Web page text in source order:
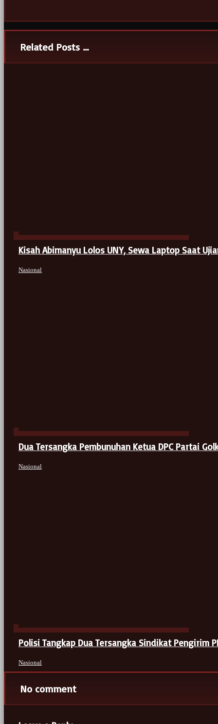
Related Posts ...
Kisah Abimanyu Lolos UNY, Sewa Laptop Saat
Nasional
Dua Tersangka Pembunuhan Ketua DPC Partai
Nasional
Polisi Tangkap Dua Tersangka Sindikat Pengirim
Nasional
No comment